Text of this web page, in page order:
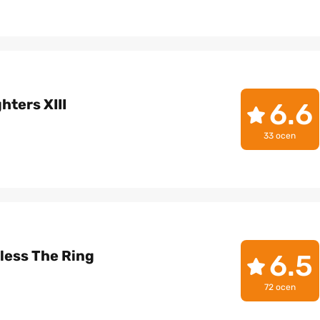
XIII 6.6
33 ocen
The Ring 6.5
72 ocen